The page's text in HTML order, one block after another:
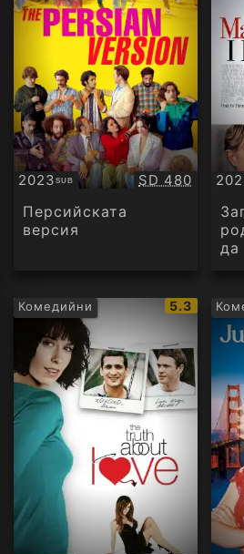
2023SUB
Субтитри Качество:
SD 480
Персийската
версия
БГ
да
Комедийни
IMDb
рейтинг:
5.3